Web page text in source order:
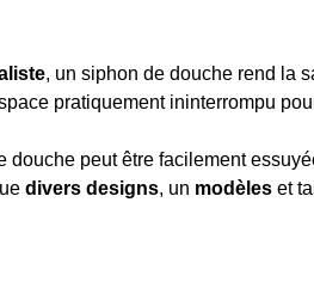
, un siphon de douche rend la
pratiquement ininterrompu
douche peut être facilement
divers designs, un modèles et